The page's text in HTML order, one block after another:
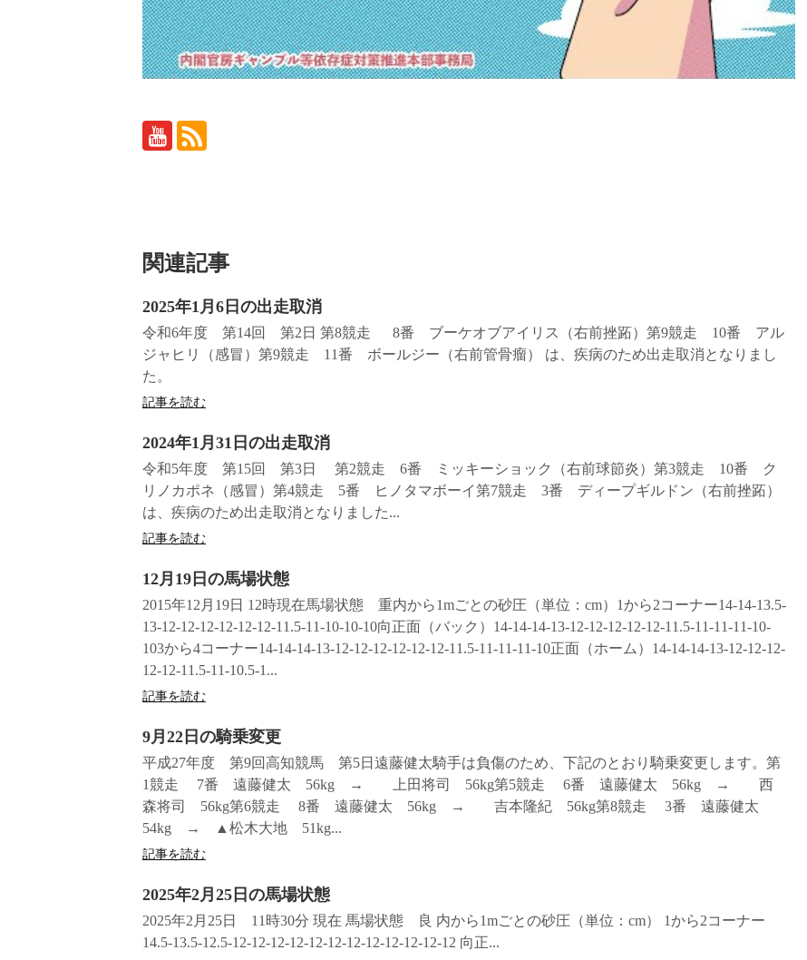
関連記事
2025年1月6日の出走取消
令和6年度 第14回 第2日 第8競走 8番 ブーケオブアイリス（右前挫跖）第9競走 10番 アル
ジャヒリ（感冒）第9競走 11番 ボールジー（右前管骨瘤） は、疾病のため出走取消となりまし
た。
記事を読む
2024年1月31日の出走取消
令和5年度 第15回 第3日 第2競走 6番 ミッキーショック（右前球節炎）第3競走 10番 ク
リノカポネ（感冒）第4競走 5番 ヒノタマボーイ第7競走 3番 ディープギルドン（右前挫跖）
は、疾病のため出走取消となりました...
記事を読む
12月19日の馬場状態
2015年12月19日 12時現在馬場状態 重内から1mごとの砂圧（単位：cm）1から2コーナー14-14-13.5-
13-12-12-12-12-12-12-11.5-11-10-10-10向正面（バック）14-14-14-13-12-12-12-12-12-11.5-11-11-11-10-
103から4コーナー14-14-14-13-12-12-12-12-12-12-11.5-11-11-11-10正面（ホーム）14-14-14-13-12-12-12-
12-12-11.5-11-10.5-1...
記事を読む
9月22日の騎乗変更
平成27年度 第9回高知競馬 第5日遠藤健太騎手は負傷のため、下記のとおり騎乗変更します。第
1競走 7番 遠藤健太 56kg → 上田将司 56kg第5競走 6番 遠藤健太 56kg → 西
森将司 56kg第6競走 8番 遠藤健太 56kg → 吉本隆紀 56kg第8競走 3番 遠藤健太
54kg → ▲松木大地 51kg...
記事を読む
2025年2月25日の馬場状態
2025年2月25日 11時30分 現在 馬場状態 良 内から1mごとの砂圧（単位：cm） 1から2コーナー
14.5-13.5-12.5-12-12-12-12-12-12-12-12-12-12-12-12 向正...